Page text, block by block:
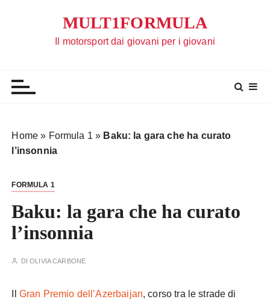
MULT1FORMULA
Il motorsport dai giovani per i giovani
Home » Formula 1 » Baku: la gara che ha curato
l’insonnia
FORMULA 1
Baku: la gara che ha curato
l’insonnia
DIOLIVIA CARBONE
Gran Premio dell’Azerbaijan, corso tra le strade di